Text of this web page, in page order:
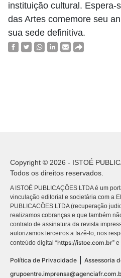
instituição cultural. Espera-
das Artes comemore seu
sua sede definitiva.
Copyright © 2026 - ISTOÉ
Todos os direitos reservados.
A ISTOÉ PUBLICAÇÕES LTDA é um
vinculação editorial e societária com a
PUBLICACÕES LTDA (recuperação
realizamos cobranças e que também
contrato de assinatura da revista
autorizamos terceiros a fazê-lo, nos
conteúdo digital “https://istoe.com.br”
Política de Privacidade
Assessoria